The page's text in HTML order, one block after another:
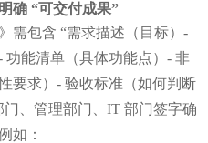
确 “可交付成果”
需包含 “需求描述（目标）-
功能清单（具体功能点）- 非
要求）- 验收标准（如何判断
、管理部门、IT 部门签字确
如：